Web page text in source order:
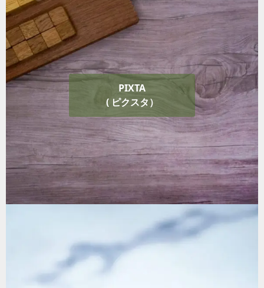
PIXTA
( ピクスタ）